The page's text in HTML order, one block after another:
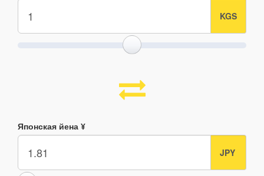
Японская йена ¥